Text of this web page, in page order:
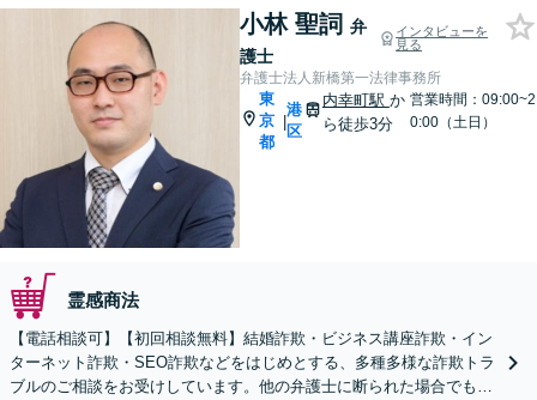
小林 聖詞 弁
護士
インタビューを
見る
弁護士法人新橋第一法律事務所
東
京
都
|
港
区
内幸町駅 か
ら徒歩3分
営業時間：09:00~2
0:00（土日）
霊感商法
【電話相談可】【初回相談無料】結婚詐欺・ビジネス講座詐欺・イン
ターネット詐欺・SEO詐欺などをはじめとする、多種多様な詐欺トラ
ブルのご相談をお受けしています。他の弁護士に断られた場合でも、